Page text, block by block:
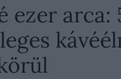
ezer arca: